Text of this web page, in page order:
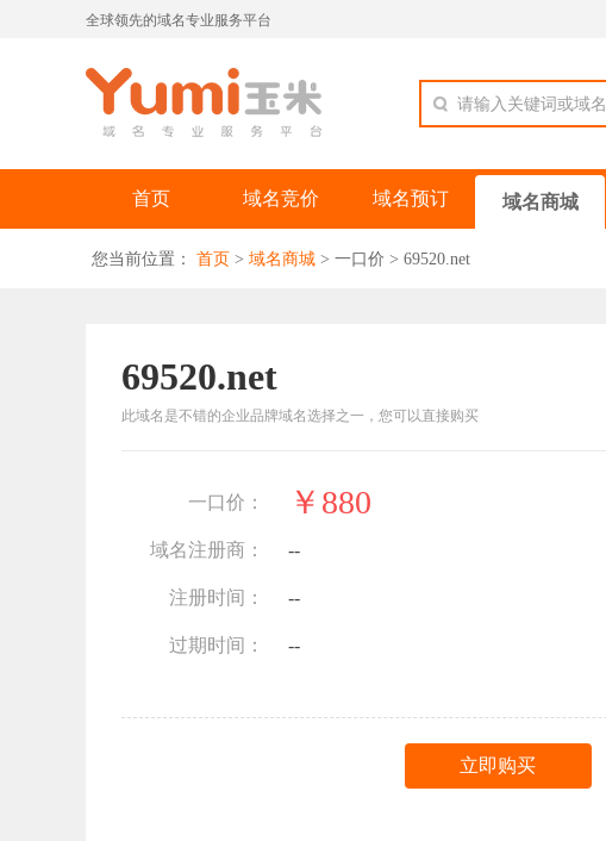
全球领先的域名专业服务平台
请输入关键词或域名
首页 域名竞价 域名预订 域名商城
您当前位置： 首页 > 域名商城 > 一口价 > 69520.net
69520.net
此域名是不错的企业品牌域名选择之一，您可以直接购买
一口价： ￥880
域名注册商： --
注册时间： --
过期时间： --